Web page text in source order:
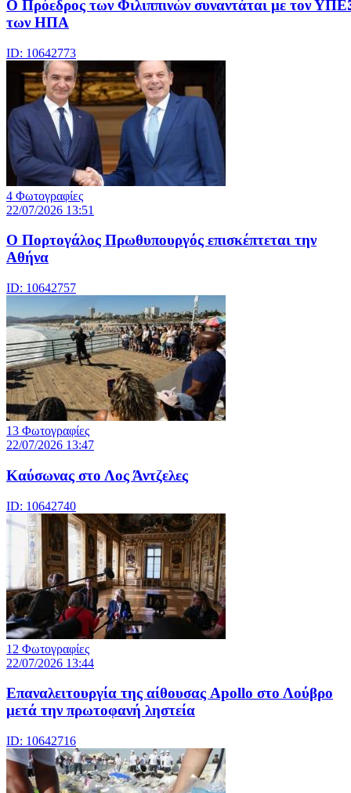
Ο Πρόεδρος των Φιλιππινών συναντάται με τον
των ΗΠΑ
ID: 10642773
4 Φωτογραφίες
22/07/2026 13:51
Ο Πορτογάλος Πρωθυπουργός επισκέπτεται την
Αθήνα
ID: 10642757
13 Φωτογραφίες
22/07/2026 13:47
Καύσωνας στο Λος Άντζελες
ID: 10642740
12 Φωτογραφίες
22/07/2026 13:44
Eπαναλειτουργία της αίθουσας Apollo στο Λούβρο
μετά την πρωτοφανή ληστεία
ID: 10642716